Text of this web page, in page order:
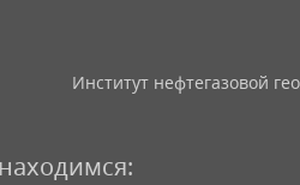
Институт нефтегазовой